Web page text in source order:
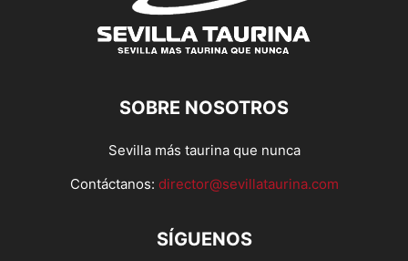
SOBRE NOSOTROS
Sevilla más taurina que nunca
Contáctanos: director@sevillataurina.com
SÍGUENOS